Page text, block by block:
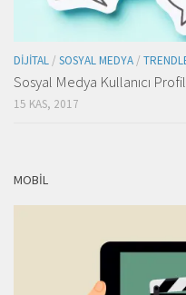
DIJITAL / SOSYAL MEDYA /
Sosyal Medya Kullanıcı
15 KAS, 2017
MOBIL